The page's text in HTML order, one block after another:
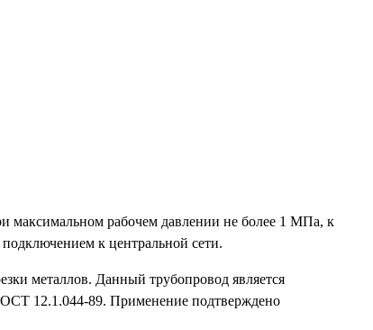
максимальном рабочем давлении не более 1 МПа, к
к центральной сети.
металлов. Данный трубопровод является
12.1.044-89. Применение подтверждено